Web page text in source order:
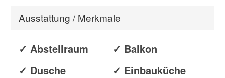
Ausstattung / Merkmale
✓ Abstellraum
✓ Balkon
✓ Dusche
✓ Einbauküche